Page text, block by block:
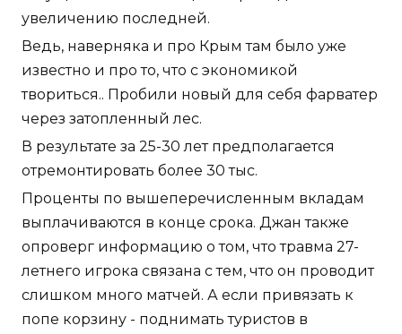
увеличению последней.
Ведь, наверняка и про Крым там было уже
известно и про то, что с экономикой
твориться.. Пробили новый для себя фарватер
через затопленный лес.
В результате за 25-30 лет предполагается
отремонтировать более 30 тыс.
Проценты по вышеперечисленным вкладам
выплачиваются в конце срока. Джан также
опроверг информацию о том, что травма 27-
летнего игрока связана с тем, что он проводит
слишком много матчей. А если привязать к
попе корзину - поднимать туристов в